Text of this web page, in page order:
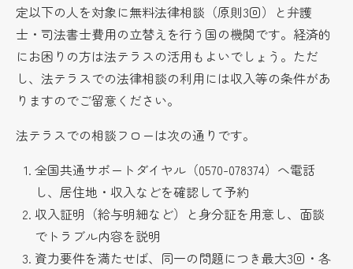
定以下の人を対象に無料法律相談（原則3回）と弁護
士・司法書士費用の立替えを行う国の機関です。経済的
にお困りの方は法テラスの活用もよいでしょう。ただ
し、法テラスでの法律相談の利用には収入等の条件があ
りますのでご留意ください。
法テラスでの相談フローは次の通りです。
全国共通サポートダイヤル（0570-078374）へ電話
し、居住地・収入などを確認して予約
収入証明（給与明細など）と身分証を用意し、面談
でトラブル内容を説明
資力要件を満たせば、同一の問題につき最大3回・各